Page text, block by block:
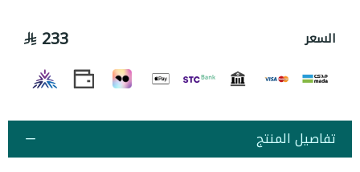
السعر 233
تفاصيل المنتج